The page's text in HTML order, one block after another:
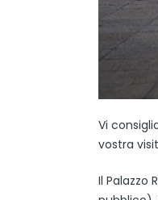
Vi
vostra
Il Palazzo